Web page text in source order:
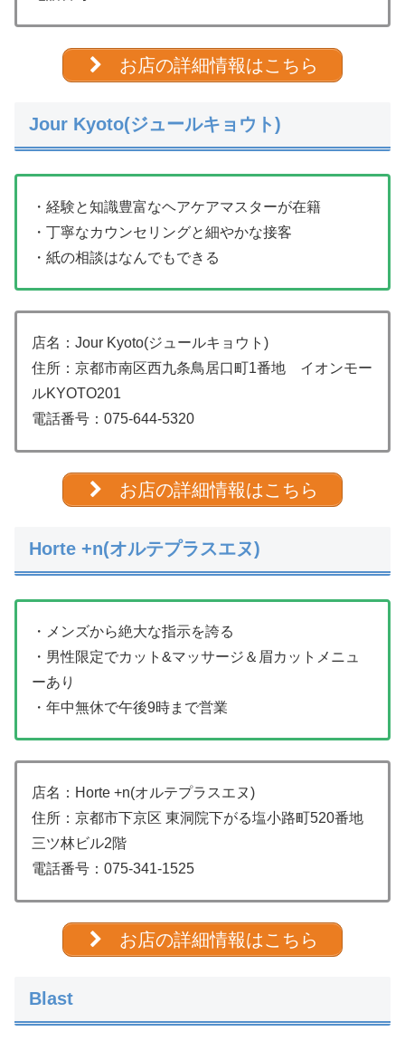
お店の詳細情報はこちら
Jour Kyoto(ジュールキョウト)
・経験と知識豊富なヘアケアマスターが在籍
・丁寧なカウンセリングと細やかな接客
・紙の相談はなんでもできる
店名：Jour Kyoto(ジュールキョウト)
住所：京都市南区西九条鳥居口町1番地 イオンモー
ルKYOTO201
電話番号：075-644-5320
お店の詳細情報はこちら
Horte +n(オルテプラスエヌ)
・メンズから絶大な指示を誇る
・男性限定でカット&マッサージ＆眉カットメニュ
ーあり
・年中無休で午後9時まで営業
店名：Horte +n(オルテプラスエヌ)
住所：京都市下京区 東洞院下がる塩小路町520番地
三ツ林ビル2階
電話番号： 075-341-1525
お店の詳細情報はこちら
Blast